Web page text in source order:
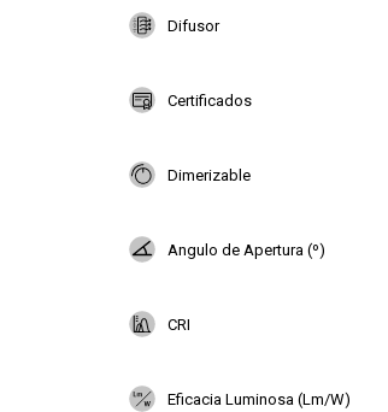
Difusor
Certificados
Dimerizable
Angulo de Apertura (º)
CRI
Eficacia Luminosa (Lm/W)